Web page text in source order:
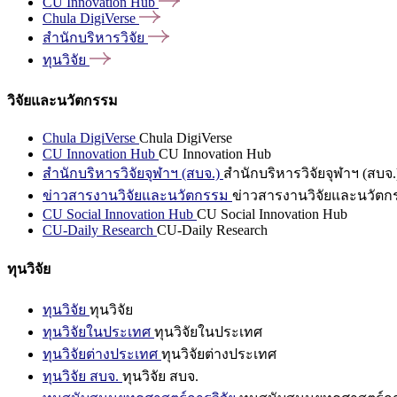
Chula DigiVerse
สำนักบริหารวิจัย
ทุนวิจัย
วิจัยและนวัตกรรม
Chula DigiVerse Chula DigiVerse
CU Innovation Hub CU Innovation Hub
สำนักบริหารวิจัยจุฬาฯ (สบจ.) สำนักบริหารวิจัยจุฬาฯ (สบจ
ข่าวสารงานวิจัยและนวัตกรรม ข่าวสารงานวิจัยและนวัตก
CU Social Innovation Hub CU Social Innovation Hub
CU-Daily Research CU-Daily Research
ทุนวิจัย
ทุนวิจัย ทุนวิจัย
ทุนวิจัยในประเทศ ทุนวิจัยในประเทศ
ทุนวิจัยต่างประเทศ ทุนวิจัยต่างประเทศ
ทุนวิจัย สบจ. ทุนวิจัย สบจ.